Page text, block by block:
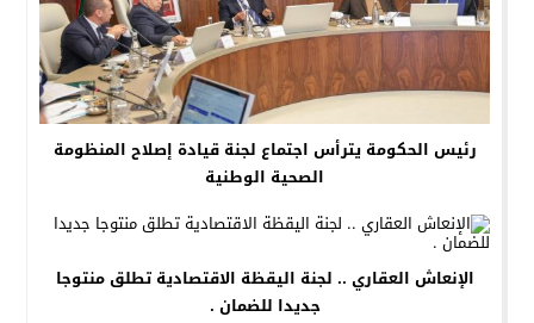
رئيس الحكومة يترأس اجتماع لجنة قيادة إصلاح المنظومة
الصحية الوطنية
الإنعاش العقاري .. لجنة اليقظة الاقتصادية تطلق منتوجا
جديدا للضمان .